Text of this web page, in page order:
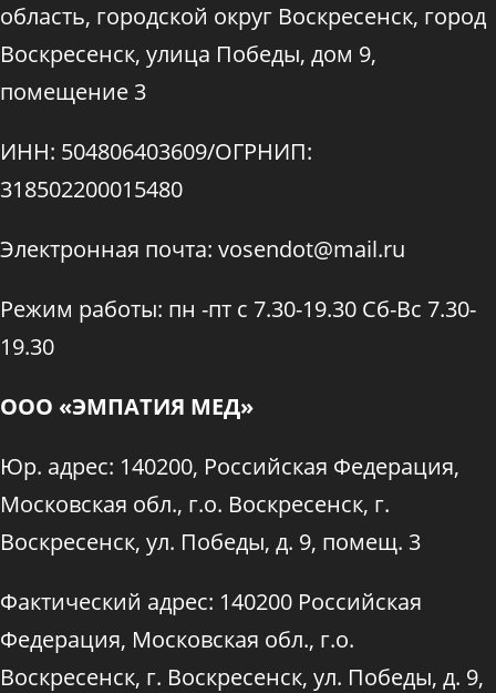
область, городской округ Воскресенск, город
Воскресенск, улица Победы, дом 9,
помещение 3
ИНН: 504806403609/ОГРНИП:
318502200015480
Электронная почта: vosendot@mail.ru
Режим работы: пн -пт с 7.30-19.30 Сб-Вс 7.30-
19.30
ООО «ЭМПАТИЯ МЕД»
Юр. адрес: 140200, Российская Федерация,
Московская обл., г.о. Воскресенск, г.
Воскресенск, ул. Победы, д. 9, помещ. 3
Фактический адрес: 140200 Российская
Федерация, Московская обл., г.о.
Воскресенск, г. Воскресенск, ул. Победы, д. 9,